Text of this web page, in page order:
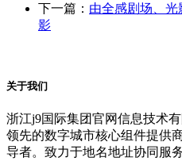
下一篇： 由全感剧场、光
影
关于我们
浙江j9国际集团官网信息技术
领先的数字城市核心组件提供
导者。致力于地名地址协同服